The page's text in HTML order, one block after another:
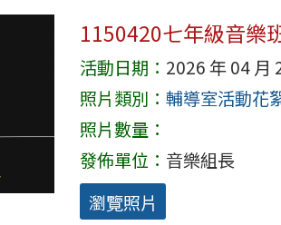
1150420七年級音樂
活動日期： 2026 年 04 月
照片類別： 輔導室活動花
照片數量：
發佈單位： 音樂組長
瀏覽照片